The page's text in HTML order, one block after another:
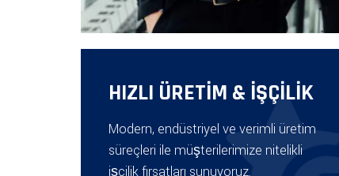
HIZLI ÜRETİM & İŞÇİLİK
Modern, endüstriyel ve verimli üretim
süreçleri ile müşterilerimize nitelikli
işçilik fırsatları sunuyoruz.